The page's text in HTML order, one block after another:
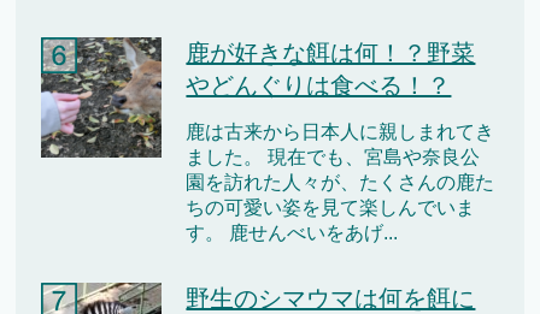
鹿が好きな餌は何！？野菜
やどんぐりは食べる！？
鹿は古来から日本人に親しまれてき
ました。 現在でも、宮島や奈良公
園を訪れた人々が、たくさんの鹿た
ちの可愛い姿を見て楽しんでいま
す。 鹿せんべいをあげ...
野生のシマウマは何を餌に